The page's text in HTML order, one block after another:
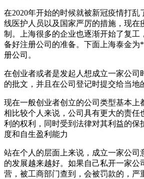
在2020年开始的时候就被新冠疫情打乱
线医护人员以及国家严厉的措施，现在
制。上海很多的企业也逐渐开始了复工
备好注册公司的准备。下面上海泰金为
册公司。
在创业者或者是发起人想成立一家公司
的批文，并且在公司登记时提交给当地
现在一般创业者创立的公司类型基本上
相比较个人来说，公司具有更大的责任
利的权利，同时受到法律对其利益的保
度和自生盈利能力
站在个人的层面上来说，成立一家公司
的发展越来越好。如果自己私开一家公
营，被工商部门查到，会被罚款的，严